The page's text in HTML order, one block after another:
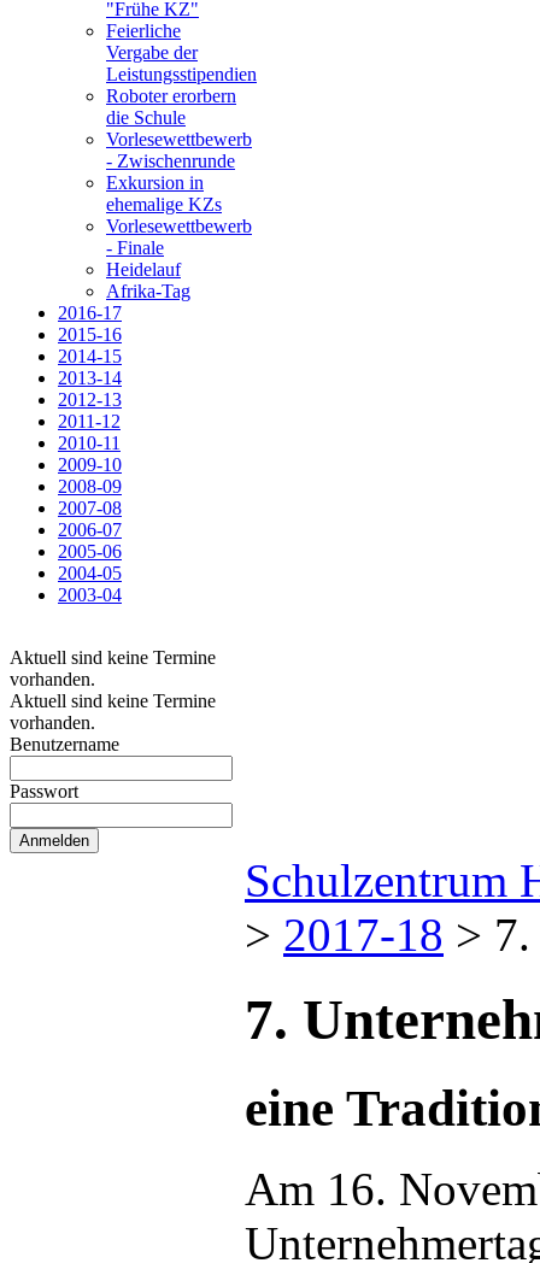
"Frühe KZ"
Feierliche
Vergabe der
Leistungsstipendien
Roboter erorbern
die Schule
Vorlesewettbewerb
- Zwischenrunde
Exkursion in
ehemalige KZs
Vorlesewettbewerb
- Finale
Heidelauf
Afrika-Tag
2016-17
2015-16
2014-15
2013-14
2012-13
2011-12
2010-11
2009-10
2008-09
2007-08
2006-07
2005-06
2004-05
2003-04
Aktuell sind keine Termine
vorhanden.
Aktuell sind keine Termine
vorhanden.
Benutzername
Passwort
Schulzentrum
> 2017-18 >
7.
eine
Am 16.